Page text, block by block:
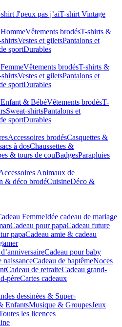
J'peux pas j’aiT-shirt Vintage
Vêtements brodésT-shirts &
Vestes et giletsPantalons et
sportDurables
Vêtements brodésT-shirts &
Vestes et giletsPantalons et
sportDurables
& BébéVêtements brodésT-
Sweat-shirtsPantalons et
sportDurables
Accessoires brodésCasquettes &
à dosChaussettes &
& tours de couBadgesParapluies
Animaux de
& déco brodéCuisineDéco &
FemmeIdée cadeau de mariage​
Cadeau pour papaCadeau future
papaCadeau amie & cadeau
Cadeau pour baby
naissanceCadeau de baptêmeNoces
Cadeau de retraiteCadeau grand-
pèreCartes cadeaux
dessinées & Super-
EnfantsMusique & GroupesJeux
les licences